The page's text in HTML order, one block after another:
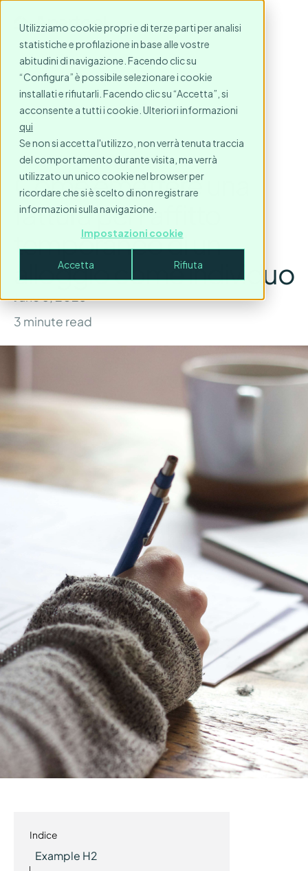
Utilizziamo cookie propri e di terze parti per analisi
statistiche e profilazione in base alle vostre
abitudini di navigazione. Facendo clic su
“Configura” è possibile selezionare i cookie
installati e rifiutarli. Facendo clic su “Accetta”, si
acconsente a tutti i cookie. Ulteriori informazioni
qui
Se non si accetta l'utilizzo, non verrà tenuta traccia
del comportamento durante visita, ma verrà
utilizzato un unico cookie nel browser per
ricordare che si è scelto di non registrare
informazioni sulla navigazione.
Impostazioni cookie
Accetta Rifiuta
Come emettere una
fattura per l'affitto
temporaneo di un
alloggio come individuo
June 6, 2023
3 minute read
Indice
Example H2